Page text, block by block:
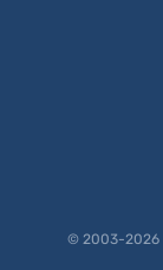
© 2003-2026